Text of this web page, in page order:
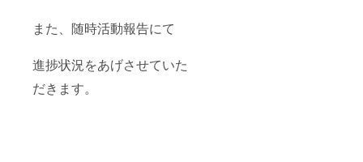
また、随時活動報告にて
進捗状況をあげさせていた
だきます。